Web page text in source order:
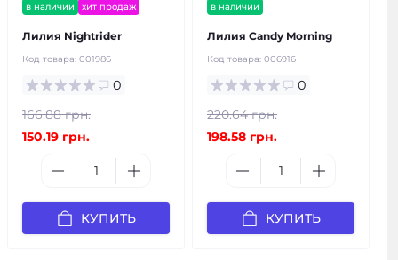
в наличии
хит продаж
Лилия Nightrider
Код товара: 001986
0
166.88 грн.
150.19 грн.
КУПИТЬ
в наличии
Лилия Candy Morning
Код товара: 006916
0
220.64 грн.
198.58 грн.
КУПИТЬ